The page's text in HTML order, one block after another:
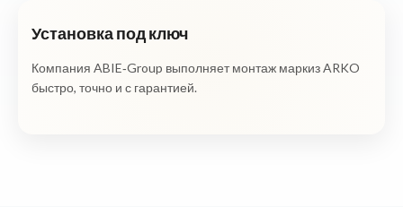
Установка под ключ
Компания ABIE‑Group выполняет монтаж маркиз ARKO
быстро, точно и с гарантией.